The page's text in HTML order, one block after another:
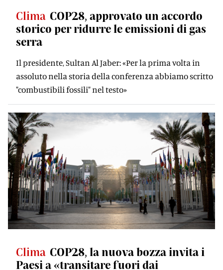
Clima COP28, approvato un accordo
storico per ridurre le emissioni di gas
serra
Il presidente, Sultan Al Jaber: «Per la prima volta in
assoluto nella storia della conferenza abbiamo scritto
"combustibili fossili" nel testo»
Clima COP28, la nuova bozza invita i
Paesi a «transitare fuori dai